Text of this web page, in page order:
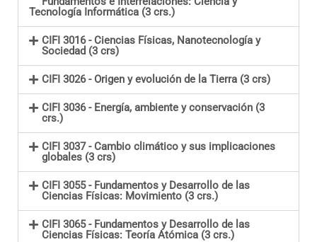
Tecnología Informática (3 crs.)
CIFI 3016 - Ciencias Físicas, Nanotecnología y
Sociedad (3 crs)
CIFI 3026 - Origen y evolución de la Tierra (3 crs)
CIFI 3036 - Energía, ambiente y conservación (3
crs.)
CIFI 3037 - Cambio climático y sus implicaciones
globales (3 crs)
CIFI 3055 - Fundamentos y Desarrollo de las
Ciencias Físicas: Movimiento (3 crs.)
CIFI 3065 - Fundamentos y Desarrollo de las
Ciencias Físicas: Teoría Atómica (3 crs.)